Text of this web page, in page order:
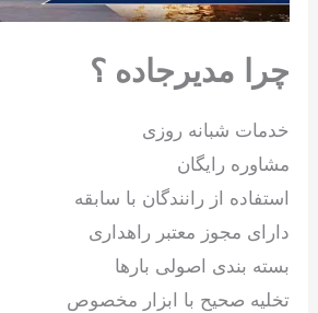
چرا مدیرجاده ؟
خدمات شبانه روزی
مشاوره رایگان
استفاده از رانندگان با سابقه
دارای مجوز معتبر راهداری
بسته بندی اصولی بارها
تخلیه صحیح با ابزار مخصوص